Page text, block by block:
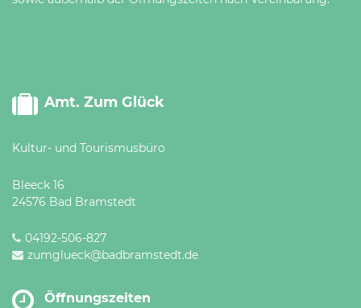
Amt. Zum Glück
Kultur- und Tourismusbüro
Bleeck 16
24576 Bad Bramstedt
04192-506-827
zumglueck@badbramstedt.de
Öffnungszeiten